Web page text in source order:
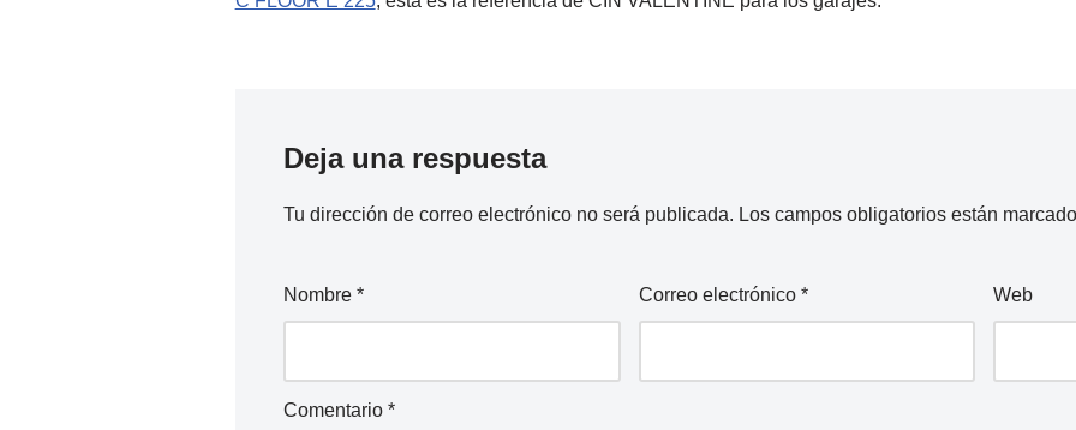
Deja una respuesta
Tu dirección de correo electrónico no será publicada. Los campos obligatorios están
Nombre * Correo electrónico * Web
Comentario *